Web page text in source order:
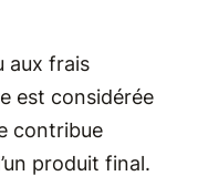
aux frais
est considérée
contribue
produit final.